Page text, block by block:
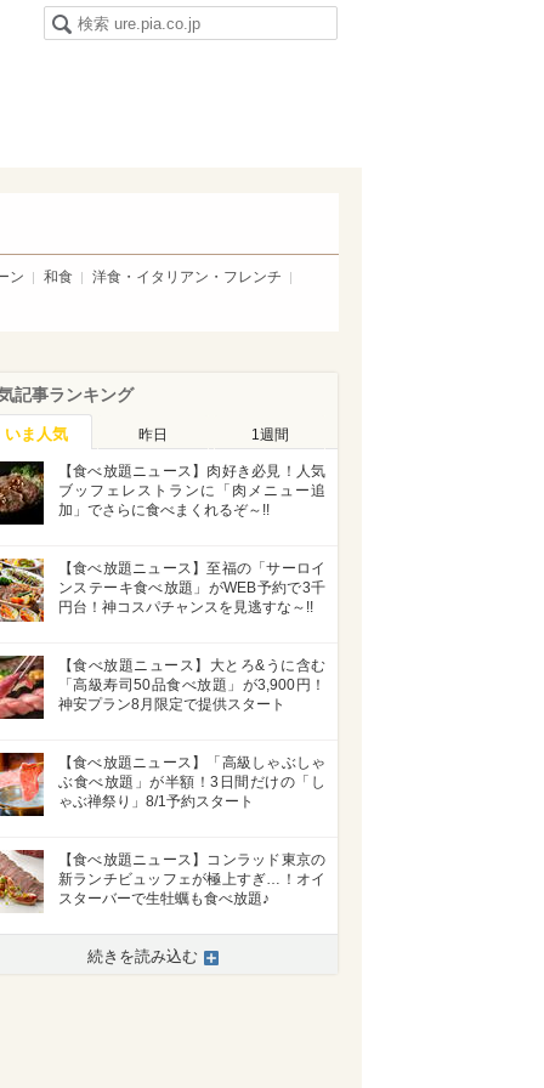
ン 和食 洋食・イタリアン・フレンチ
記事ランキング
いま人気 昨日 1週間
【食べ放題ニュース】肉好き必見！人気
ブッフェレストランに「肉メニュー追
加」でさらに食べまくれるぞ～!!
【食べ放題ニュース】至福の「サーロイ
ンステーキ食べ放題」がWEB予約で3千
円台！神コスパチャンスを見逃すな～!!
【食べ放題ニュース】大とろ&うに含む
「高級寿司50品食べ放題」が3,900円！
神安プラン8月限定で提供スタート
【食べ放題ニュース】「高級しゃぶしゃ
ぶ食べ放題」が半額！3日間だけの「し
ゃぶ禅祭り」8/1予約スタート
【食べ放題ニュース】コンラッド東京の
新ランチビュッフェが極上すぎ…！オイ
スターバーで生牡蠣も食べ放題♪
続きを読み込む